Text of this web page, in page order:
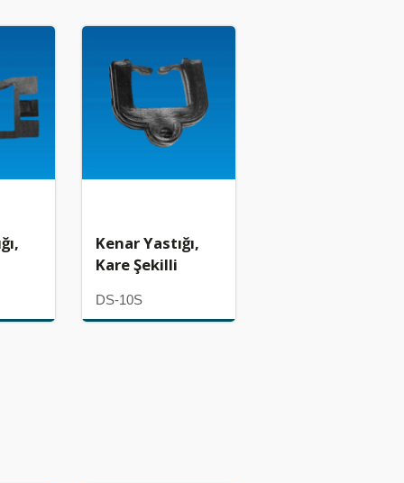
Kenar Yastığı,
Kare Şekilli
DS-10S